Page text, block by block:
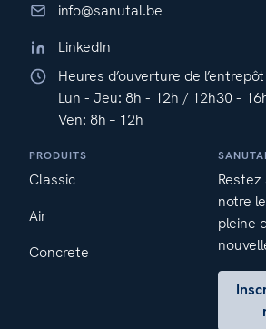
info@sanutal.be
LinkedIn
Heures d’ouverture de l’entrepôt
Lun - Jeu: 8h - 12h / 12h30 -
Ven: 8h – 12h
PRODUITS
Classic
Air
Concrete
notre
pleine